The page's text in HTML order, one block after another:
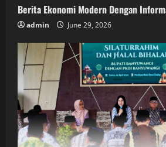
Berita Ekonomi Modern Dengan
admin June 29, 2026